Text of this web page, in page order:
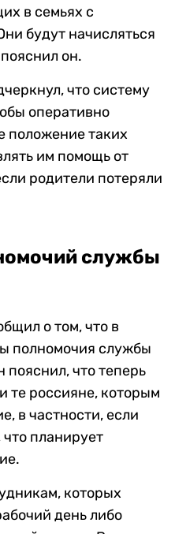
в семьях с
будут начисляться
он.
что систему
оперативно
положение таких
им помощь от
родители потеряли
службы
о том, что в
полномочия службы
пояснил, что теперь
те россияне, которым
в частности, если
планирует
которых
день либо